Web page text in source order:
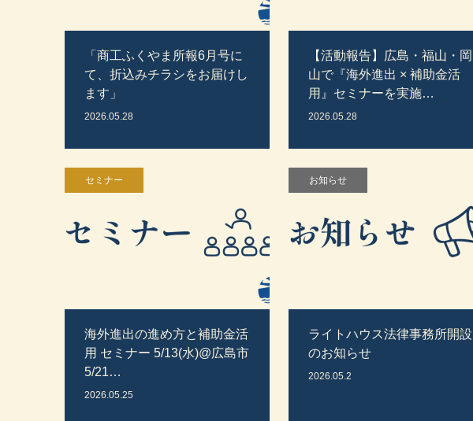
「商工ふくやま所報6月号に
て、折込みチラシをお届けし
ます」
2026.05.28
【活動報告】広島・福山・岡
山で『海外進出 × 補助金活
用』セミナーを実施…
2026.05.28
セミナー
海外進出の進め方と補助金活
用 セミナー 5/13(水)@広島市
5/21…
2026.05.25
お知らせ
ライトハウス法律事務所開設
のお知らせ
2026.05.2